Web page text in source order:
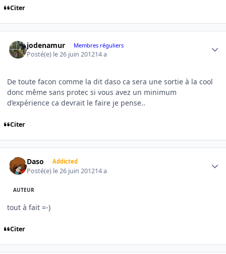
Citer
jodenamur Membres réguliers
Posté(e) le 26 juin 201214 a
De toute facon comme la dit daso ca sera une sortie à la cool
donc même sans protec si vous avez un minimum
d’expérience ca devrait le faire je pense..
Citer
Daso Addicted
Posté(e) le 26 juin 201214 a
AUTEUR
tout à fait =-)
Citer